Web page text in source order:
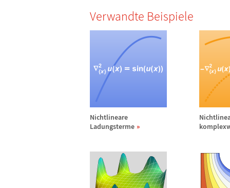
Verwandte Beispiele
Nichtlineare
Ladungsterme